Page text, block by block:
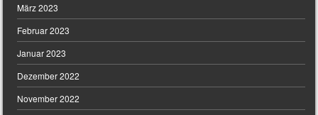
März 2023
Februar 2023
Januar 2023
Dezember 2022
November 2022